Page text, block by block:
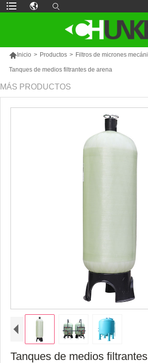
Inicio > Productos > Filtros de micrones
Tanques de medios filtrantes de arena
MÁS PRODUCTOS
Tanques de medios